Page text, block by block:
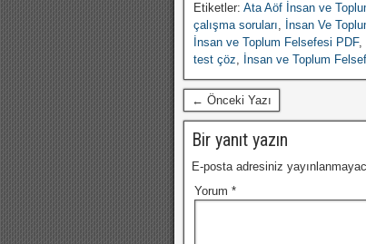
Etiketler: Ata Aöf İnsan ve
çalışma soruları, İnsan Ve
İnsan ve Toplum Felsefesi PDF,
test çöz, İnsan ve Toplum
← Önceki Yazı
Bir yanıt yazın
E-posta adresiniz
Yorum *